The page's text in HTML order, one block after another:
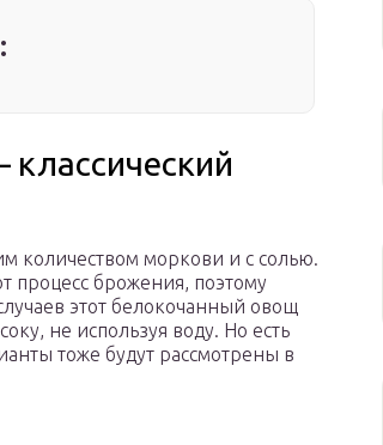
классический
количеством моркови и с солью.
процесс брожения, поэтому
этот белокочанный овощ
не используя воду. Но есть
тоже будут рассмотрены в